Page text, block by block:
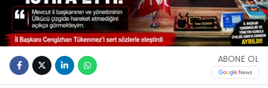
ABONE OL